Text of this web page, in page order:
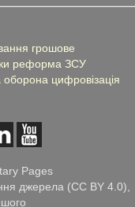
грошове
реформа ЗСУ
оборона цифровізація
Pages
джерела (CC BY 4.0),